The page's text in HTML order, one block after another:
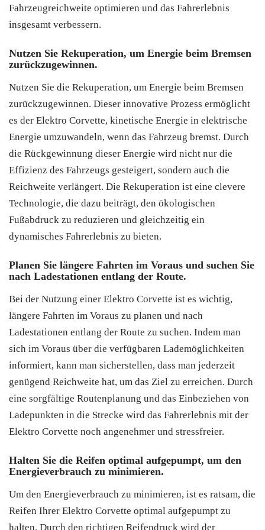
Fahrzeugreichweite optimieren und das Fahrerlebnis
insgesamt verbessern.
Nutzen Sie Rekuperation, um Energie beim Bremsen
zurückzugewinnen.
Nutzen Sie die Rekuperation, um Energie beim Bremsen
zurückzugewinnen. Dieser innovative Prozess ermöglicht
es der Elektro Corvette, kinetische Energie in elektrische
Energie umzuwandeln, wenn das Fahrzeug bremst. Durch
die Rückgewinnung dieser Energie wird nicht nur die
Effizienz des Fahrzeugs gesteigert, sondern auch die
Reichweite verlängert. Die Rekuperation ist eine clevere
Technologie, die dazu beiträgt, den ökologischen
Fußabdruck zu reduzieren und gleichzeitig ein
dynamisches Fahrerlebnis zu bieten.
Planen Sie längere Fahrten im Voraus und suchen Sie
nach Ladestationen entlang der Route.
Bei der Nutzung einer Elektro Corvette ist es wichtig,
längere Fahrten im Voraus zu planen und nach
Ladestationen entlang der Route zu suchen. Indem man
sich im Voraus über die verfügbaren Lademöglichkeiten
informiert, kann man sicherstellen, dass man jederzeit
genügend Reichweite hat, um das Ziel zu erreichen. Durch
eine sorgfältige Routenplanung und das Einbeziehen von
Ladepunkten in die Strecke wird das Fahrerlebnis mit der
Elektro Corvette noch angenehmer und stressfreier.
Halten Sie die Reifen optimal aufgepumpt, um den
Energieverbrauch zu minimieren.
Um den Energieverbrauch zu minimieren, ist es ratsam, die
Reifen Ihrer Elektro Corvette optimal aufgepumpt zu
halten. Durch den richtigen Reifendruck wird der